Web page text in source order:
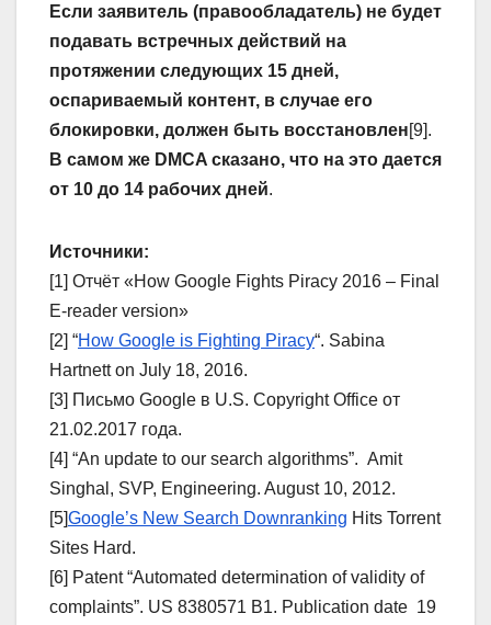
Если заявитель (правообладатель) не будет
подавать встречных действий на
протяжении следующих 15 дней,
оспариваемый контент, в случае его
блокировки, должен быть восстановлен[9].
В самом же DMCA сказано, что на это дается
от 10 до 14 рабочих дней.
Источники:
[1] Отчёт «How Google Fights Piracy 2016 – Final
E-reader version»
[2] “How Google is Fighting Piracy“. Sabina
Hartnett on July 18, 2016.
[3] Письмо Google в U.S. Copyright Office от
21.02.2017 года.
[4] “An update to our search algorithms”. Amit
Singhal, SVP, Engineering. August 10, 2012.
[5]Google’s New Search Downranking Hits Torrent
Sites Hard.
[6] Patent “Automated determination of validity of
complaints”. US 8380571 B1. Publication date 19